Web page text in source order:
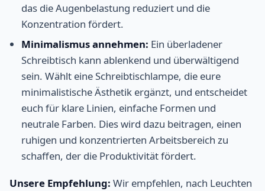
das die Augenbelastung reduziert und die
Konzentration fördert.
Minimalismus annehmen: Ein überladener
Schreibtisch kann ablenkend und überwältigend
sein. Wählt eine Schreibtischlampe, die eure
minimalistische Ästhetik ergänzt, und entscheidet
euch für klare Linien, einfache Formen und
neutrale Farben. Dies wird dazu beitragen, einen
ruhigen und konzentrierten Arbeitsbereich zu
schaffen, der die Produktivität fördert.
Unsere Empfehlung: Wir empfehlen, nach Leuchten